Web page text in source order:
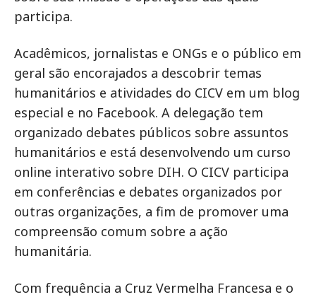
participa.
Acadêmicos, jornalistas e ONGs e o público em
geral são encorajados a descobrir temas
humanitários e atividades do CICV em um blog
especial e no Facebook. A delegação tem
organizado debates públicos sobre assuntos
humanitários e está desenvolvendo um curso
online interativo sobre DIH. O CICV participa
em conferências e debates organizados por
outras organizações, a fim de promover uma
compreensão comum sobre a ação
humanitária.
Com frequência a Cruz Vermelha Francesa e o